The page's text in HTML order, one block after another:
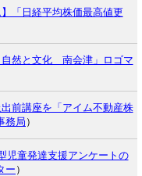
】「日経平均株価最高値更
自然と文化 南会津」ロゴマ
前講座を「アイム不動産株
務局 ）
童発達支援アンケートの
ー ）